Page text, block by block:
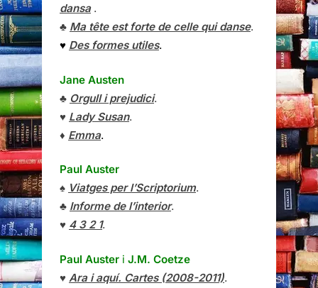
dansa.
♣ Ma tête est forte de celle qui danse.
♥ Des formes utiles.
Jane Austen
♣ Orgull i prejudici.
♥ Lady Susan.
♦ Emma.
Paul Auster
♠ Viatges per l’Scriptorium.
♣ Informe de l’interior.
♥ 4 3 2 1.
Paul Auster i J.M. Coetze
♥ Ara i aquí. Cartes (2008-2011).